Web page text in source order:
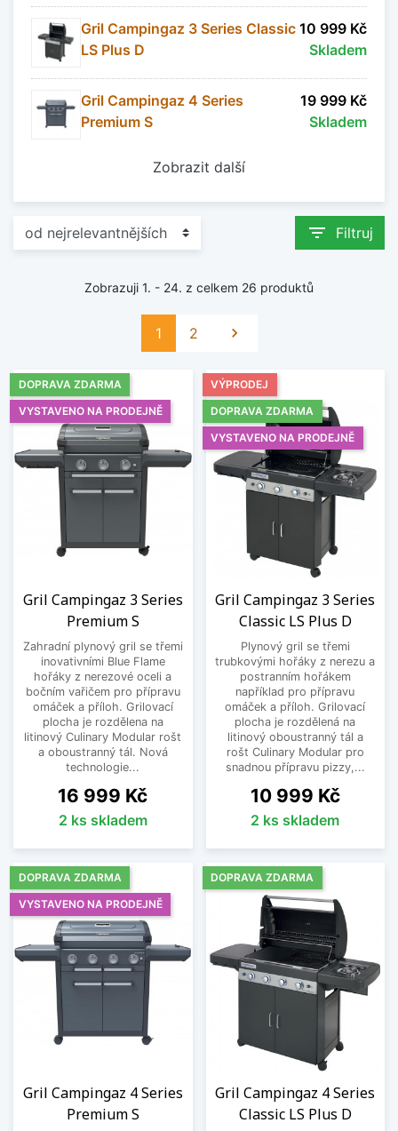
Gril Campingaz 3 Series Classic
LS Plus D
10 999 Kč
Skladem
Gril Campingaz 4 Series
Premium S
19 999 Kč
Skladem
Zobrazit další
filter_list Filtruj
Zobrazuji 1. - 24. z celkem 26 produktů
1 2 Další

Gril Campingaz 3 Series
Premium S
Zahradní plynový gril se třemi
inovativními Blue Flame
hořáky z nerezové oceli a
bočním vařičem pro přípravu
omáček a příloh. Grilovací
plocha je rozdělena na
litinový Culinary Modular rošt
a oboustranný tál. Nová
technologie...
Cena
16 999 Kč
2 ks skladem
DOPRAVA ZDARMA
VYSTAVENO NA PRODEJNĚ
Gril Campingaz 3 Series
Classic LS Plus D
Plynový gril se třemi
trubkovými hořáky z nerezu a
postranním hořákem
například pro přípravu
omáček a příloh. Grilovací
plocha je rozdělená na
litinový oboustranný tál a
rošt Culinary Modular pro
snadnou přípravu pizzy,...
Cena
10 999 Kč
2 ks skladem
VÝPRODEJ
DOPRAVA ZDARMA
VYSTAVENO NA PRODEJNĚ
Gril Campingaz 4 Series
Premium S
DOPRAVA ZDARMA
VYSTAVENO NA PRODEJNĚ
Gril Campingaz 4 Series
Classic LS Plus D
DOPRAVA ZDARMA